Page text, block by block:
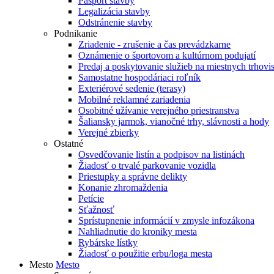
Legalizácia stavby
Odstránenie stavby
Podnikanie
Zriadenie - zrušenie a čas prevádzkarne
Oznámenie o športovom a kultúrnom podujatí
Predaj a poskytovanie služieb na miestnych
Samostatne hospodáriaci roľník
Exteriérové sedenie (terasy)
Mobilné reklamné zariadenia
Osobitné užívanie verejného priestranstva
Šaliansky jarmok, vianočné trhy, slávnosti a hody
Verejné zbierky
Ostatné
Osvedčovanie listín a podpisov na listinách
Žiadosť o trvalé parkovanie vozidla
Priestupky a správne delikty
Konanie zhromaždenia
Petície
Sťažnosť
Sprístupnenie informácií v zmysle infozákona
Nahliadnutie do kroniky mesta
Rybárske lístky
Žiadosť o použitie erbu/loga mesta
Mesto Mesto